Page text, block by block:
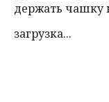
держать чашку
загрузка...